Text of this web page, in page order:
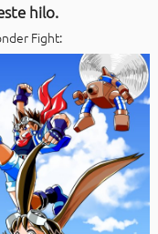
hilo.
Fight: